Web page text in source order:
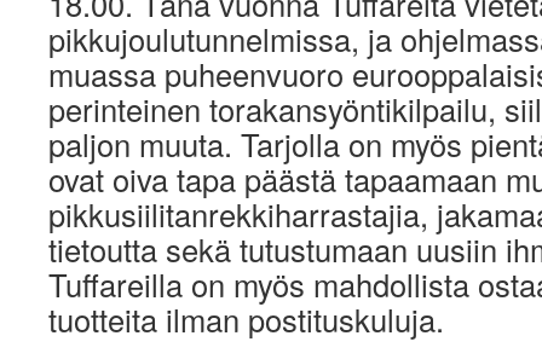
pikkujoulutunnelmissa, ja
muassa puheenvuoro
perinteinen torakansyöntikilpailu,
paljon muuta. Tarjolla on myös
ovat oiva tapa päästä tapaamaan
pikkusiilitanrekkiharrastajia,
tietoutta sekä tutustumaan uusiin
Tuffareilla on myös mahdollista
tuotteita ilman postituskuluja.